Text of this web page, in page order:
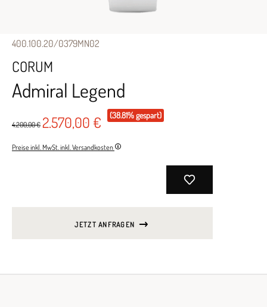
400.100.20/0379MN02
CORUM
Admiral Legend
4.200,00 € 2.570,00 € (38.81% gespart)
Preise inkl. MwSt. inkl. Versandkosten
JETZT ANFRAGEN